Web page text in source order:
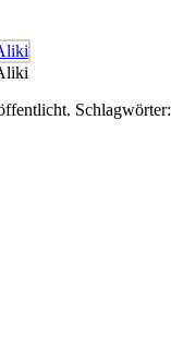
Schlagwörter: